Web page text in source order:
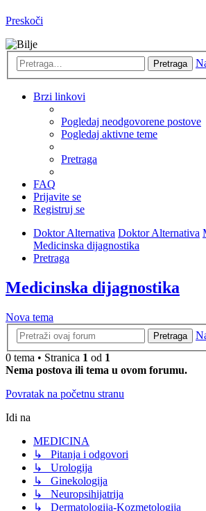
Preskoči
Pretraga
Brzi linkovi
Pogledaj neodgovorene postove
Pogledaj aktivne teme
Pretraga
FAQ
Prijavite se
Registruj se
Doktor Alternativa Doktor Alternativa
Medicinska dijagnostika
Pretraga
Medicinska dijagnostika
Nova tema
Pretraga
0 tema • Stranica 1 od 1
Nema postova ili tema u ovom forumu.
Povratak na početnu stranu
Idi na
MEDICINA
↳ Pitanja i odgovori
↳ Urologija
↳ Ginekologija
↳ Neuropsihijatrija
↳ Dermatologija-Kozmetologija